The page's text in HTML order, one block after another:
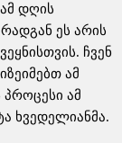
დღის
ეს არის
ჩვენ
ამ
პროცესი ამ
ხვედელიანმა.